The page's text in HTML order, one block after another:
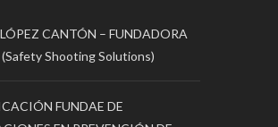
CANTÓN – FUNDADORA
(Safety Shooting Solutions)
FUNDAE DE